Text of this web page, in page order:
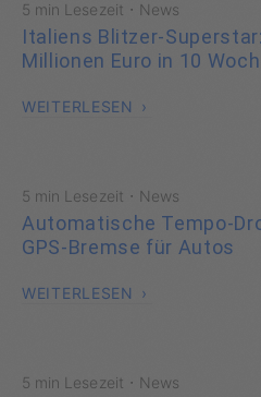
5 min Lesezeit · News
Italiens Blitzer-
Millionen Euro in 10
WEITERLESEN
5 min Lesezeit · News
Automatische Tempo-
GPS-Bremse für Autos
WEITERLESEN
5 min Lesezeit · News